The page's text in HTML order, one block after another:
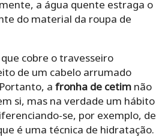
a água quente estraga o
do material da roupa de
cobre o travesseiro
de um cabelo arrumado
a fronha de cetim não
si, mas na verdade um hábito
se, por exemplo, de
é uma técnica de hidratação.